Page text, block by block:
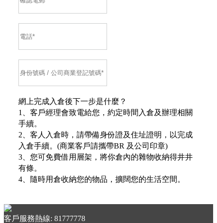
網上完成入倉後下一步是什麼？
1、客戶經理會致電給您，約定時間入倉及辦理相關
手續。
2、客人入倉時，請帶備身份證及住址證明，以完成
入倉手續。(商業客戶請攜帶BR 及公司印章)
3、您可免費借用層架，將你倉內的雜物收納得井井
有條。
4、隨時用倉收納您的物品，擴闊您的生活空間。
客戶服務熱線: 81777778